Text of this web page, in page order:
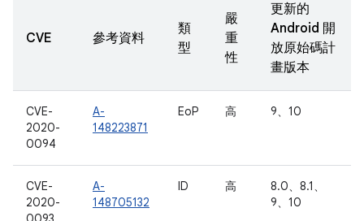
CVE 參考資料
類
型
嚴
重
性
更新的
Android 開
放原始碼計
畫版本
CVE-
2020-
0094
A-
148223871
EoP 高 9、10
CVE-
2020-
A-
148705132
ID 高
8.0、8.1、
9、10